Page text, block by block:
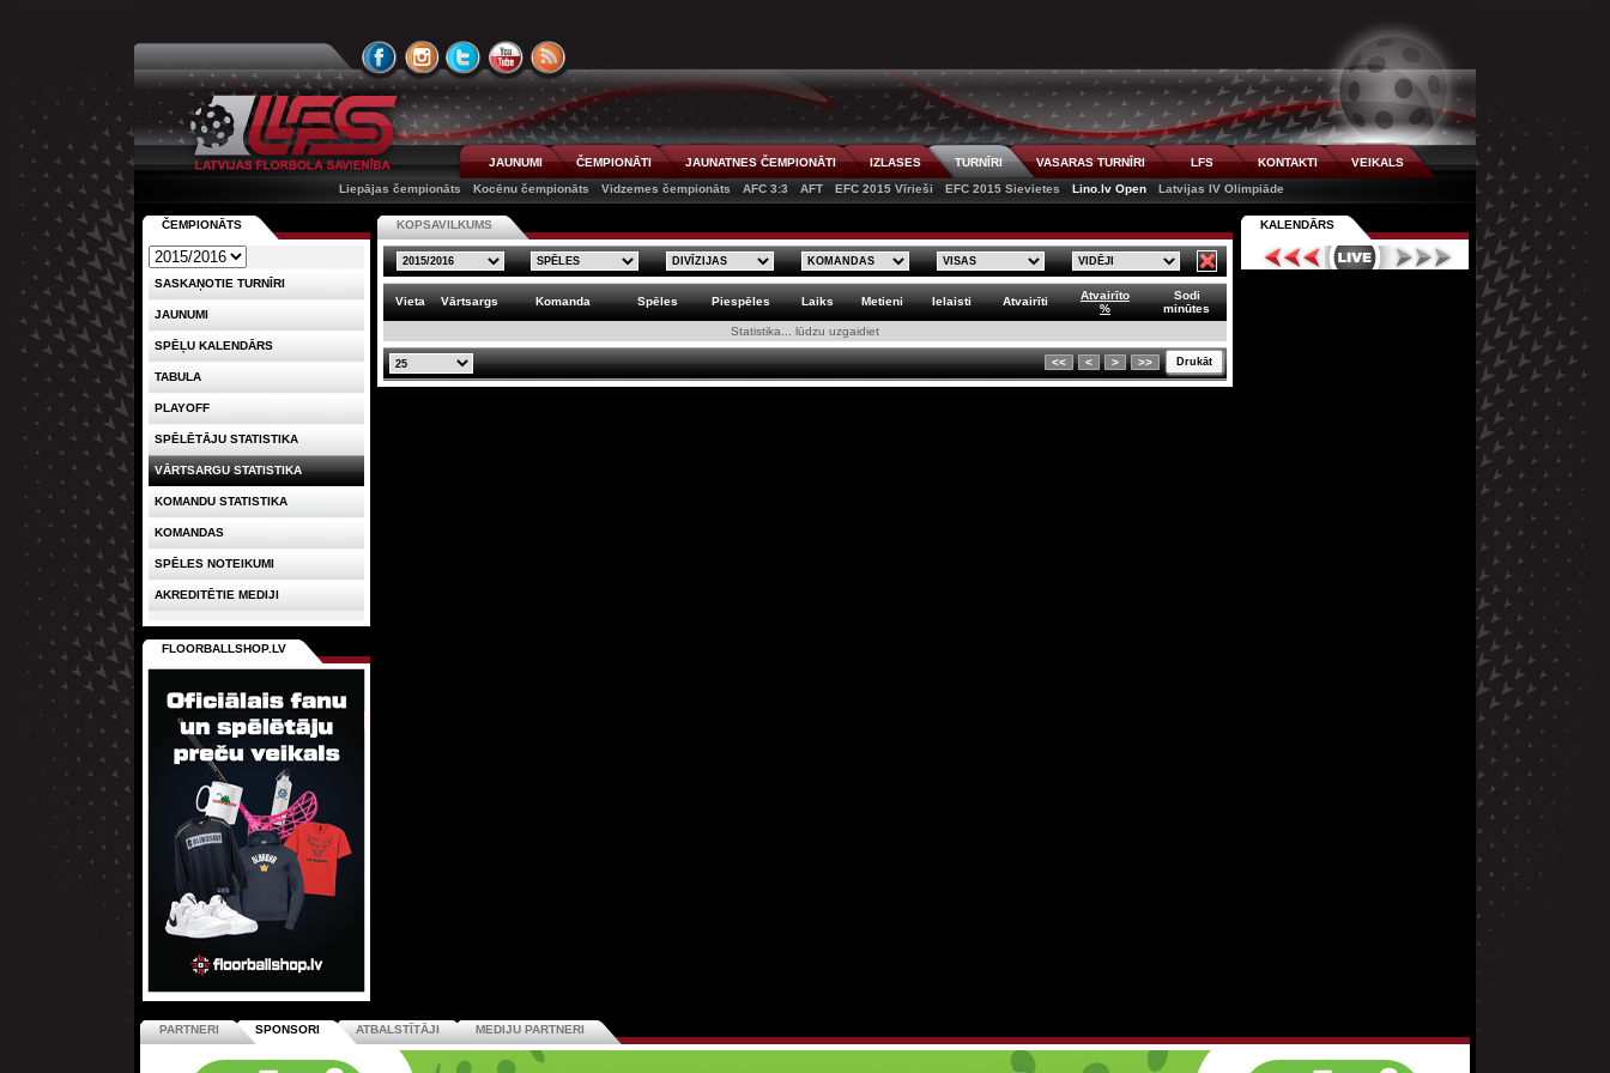
JAUNUMI ČEMPIONĀTI JAUNATNES ČEMPIONĀTI IZLASES TURNĪRI VASARAS TURNĪRI LFS KONTAKTI
VEIKALS
Liepājas čempionāts
Kocēnu čempionāts Vidzemes čempionāts AFC 3:3 AFT EFC 2015 Vīrieši EFC 2015 Sievietes Lino.lv Open Latvijas IV Olimpiāde
KOPSAVILKUMS
Vieta Vārtsargs Komanda Spēles Piespēles Laiks Metieni Ielaisti Atvairīti
Atvairīto
%
Sodi
minūtes
Statistika... lūdzu uzgaidiet
Drukāt
<< < > >>
ČEMPIONĀTS
SASKAŅOTIE TURNĪRI
JAUNUMI
SPĒĻU KALENDĀRS
TABULA
PLAYOFF
SPĒLĒTĀJU STATISTIKA
VĀRTSARGU STATISTIKA
KOMANDU STATISTIKA
KOMANDAS
SPĒLES NOTEIKUMI
AKREDITĒTIE MEDIJI
FLOORBALLSHOP.LV
KALENDĀRS
PARTNERI SPONSORI ATBALSTĪTĀJI MEDIJU PARTNERI